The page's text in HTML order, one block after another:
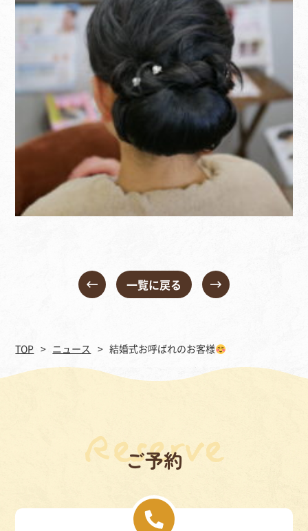
一覧に戻る
TOP ニュース 結婚式お呼ばれのお客様
ご予約